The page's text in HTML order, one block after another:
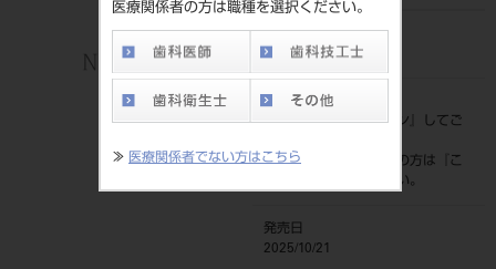
医療関係者の方は職種を選択ください。
≫ 医療関係者でない方はこちら
品目コード
206720670B
標準価格
価格の確認は『ログイン
』してご
ネット会員登録がまだの方は『
こ
』より登録ください。
発売日
2025/10/21